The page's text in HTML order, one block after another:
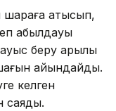
шараға қатысып,
қабылдауы
беру арқылы
айқындайды.
келген
саяды.